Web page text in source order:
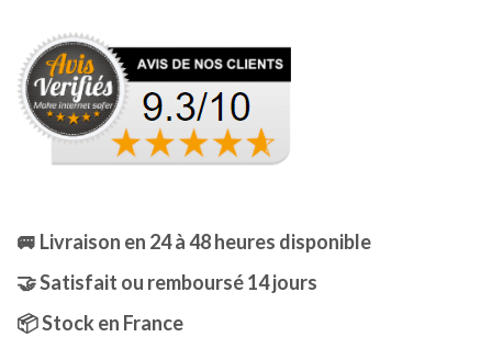
🚐 Livraison en 24 à 48 heures disponible
🤝 Satisfait ou remboursé 14 jours
📦 Stock en France